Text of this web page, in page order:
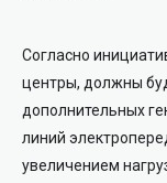
Согласно
центры, должны
дополнительных
линий
увеличением